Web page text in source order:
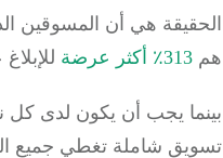
هي أن المسوقين الذين
313٪ أكثر عرضة للإبلاغ
يجب أن يكون لدىكل
شاملةتغطي جميع